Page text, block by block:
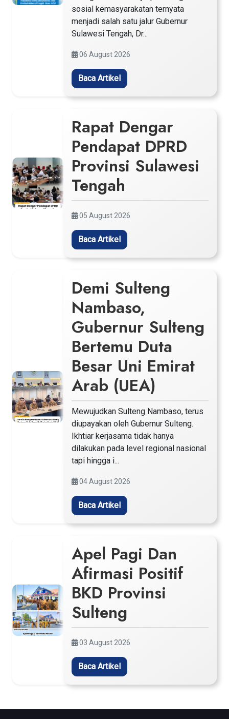
sosial kemasyarakatan ternyata
menjadi salah satu jalur Gubernur
Sulawesi Tengah, Dr...
06 August 2026
Baca Artikel
Rapat Dengar
Pendapat DPRD
Provinsi Sulawesi
Tengah
05 August 2026
Baca Artikel
Demi Sulteng
Nambaso,
Gubernur Sulteng
Bertemu Duta
Besar Uni Emirat
Arab (UEA)
Mewujudkan Sulteng Nambaso, terus
diupayakan oleh Gubernur Sulteng.
Ikhtiar kerjasama tidak hanya
dilakukan pada level regional nasional
tapi hingga i...
04 August 2026
Baca Artikel
Apel Pagi Dan
Afirmasi Positif
BKD Provinsi
Sulteng
03 August 2026
Baca Artikel